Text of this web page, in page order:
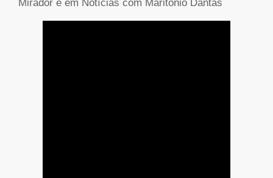
Mirador e em Notícias com Maritonio Dantas